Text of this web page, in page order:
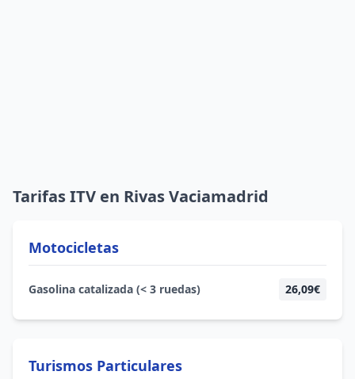
Tarifas ITV en Rivas Vaciamadrid
Motocicletas
Gasolina catalizada (< 3 ruedas) 26,09€
Turismos Particulares